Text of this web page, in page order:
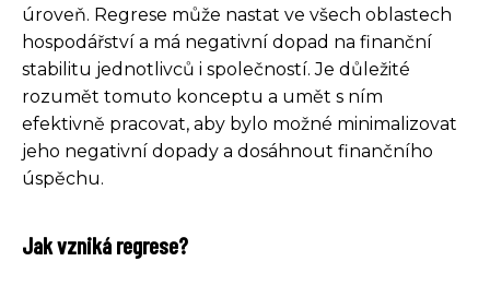
úroveň. Regrese může nastat ve všech oblastech
hospodářství a má negativní dopad na finanční
stabilitu jednotlivců i společností. Je důležité
rozumět tomuto konceptu a umět s ním
efektivně pracovat, aby bylo možné minimalizovat
jeho negativní dopady a dosáhnout finančního
úspěchu.
Jak vzniká regrese?